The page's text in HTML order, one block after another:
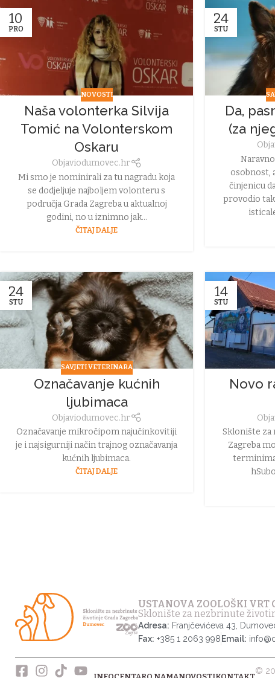
10
PRO
NOVOSTI
Naša volonterka Silvija
Tomić na Volonterskom
Oskaru
Objaviodumovec.hr
Mi smo je nominirali za tu nagradu koja
se dodjeljuje najboljem volonteru s
područja Grada Zagreba u aktualnoj
godini, no u iznimno jak...
ČITAJ DALJE
24
STU
Da,
(za
osobnost,
činjenicu
provodio
24
STU
SAVJETI VETERINARA
Označavanje kućnih
ljubimaca
Objaviodumovec.hr
Označavanje mikročipom najučinkovitiji
je i najsigurniji način trajnog označavanja
kućnih ljubimaca.
ČITAJ DALJE
14
STU
Novo
Sklonište za
Zagreba
USTANOVA ZOOLOŠKI VRT
Sklonište za nezbrinute
Adresa: Franjčevićeva 43,
Fax: +385 1 2063 998 Email:
©